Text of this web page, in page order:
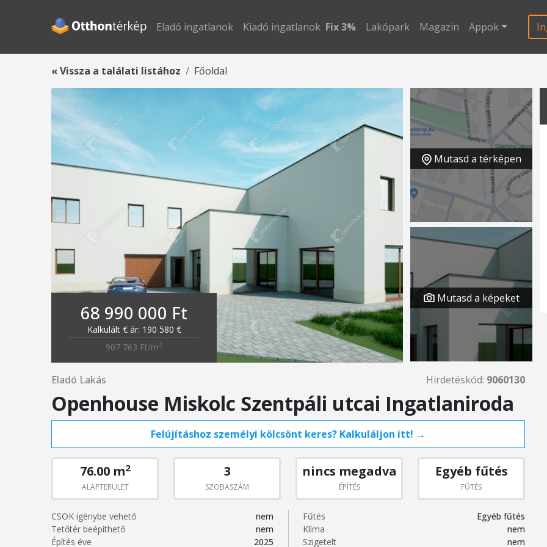
Eladó ingatlanok Kiadó ingatlanok Fix 3% Lakópark Magazin Appok
« Vissza a találati listához Főoldal
68 990 000 Ft
Kalkulált € ár: 190 580 €
907 763 Ft/m2
Mutasd a térképen
Mutasd a képeket
Eladó Lakás Hirdetéskód: 9060130
Openhouse Miskolc Szentpáli utcai Ingatlaniroda
Felújításhoz személyi kölcsönt keres? Kalkuláljon itt! →
76.00 m2
ALAPTERÜLET
3
SZOBASZÁM
nincs megadva
ÉPÍTÉS
Egyéb fűtés
FŰTÉS
CSOK igénybe vehető
nem
Tetőtér beépíthető
nem
Építés éve
2025
Fűtés
Egyéb fűtés
Klíma
nem
Szigetelt
nem